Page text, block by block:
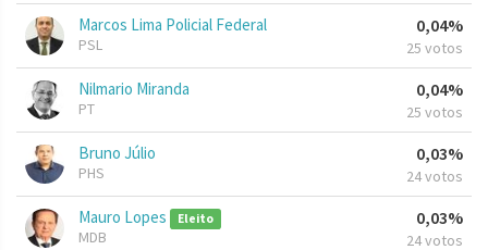
Marcos Lima Policial Federal
PSL
0,04%
25 votos
Nilmario Miranda
PT
0,04%
25 votos
Bruno Júlio
PHS
0,03%
24 votos
Mauro Lopes Eleito
MDB
0,03%
24 votos